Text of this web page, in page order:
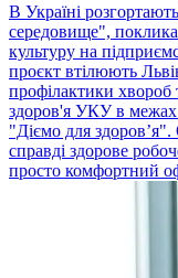
В Україні
середовище",
культуру на
проєкт втілюють
профілактики хвороб
здоров'я УКУ в межах
"Діємо для
справді здорове
просто комфортний